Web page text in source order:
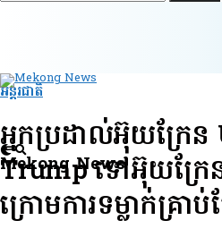
Mekong News
អន្តរជាតិ
អ្នកប្រដាល់អ៊ុយក្រែ
Trump ទៅអ៊ុយក្រ
ក្រោមការទម្លាក់គ្រា